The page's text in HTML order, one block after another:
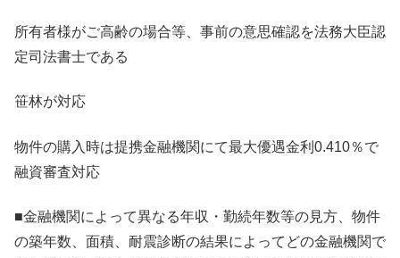
所有者様がご高齢の場合等、事前の意思確認を法務大臣認
定司法書士である
笹林が対応
物件の購入時は提携金融機関にて最大優遇金利0.410％で
融資審査対応
■金融機関によって異なる年収・勤続年数等の見方、物件
の築年数、面積、耐震診断の結果によってどの金融機関で